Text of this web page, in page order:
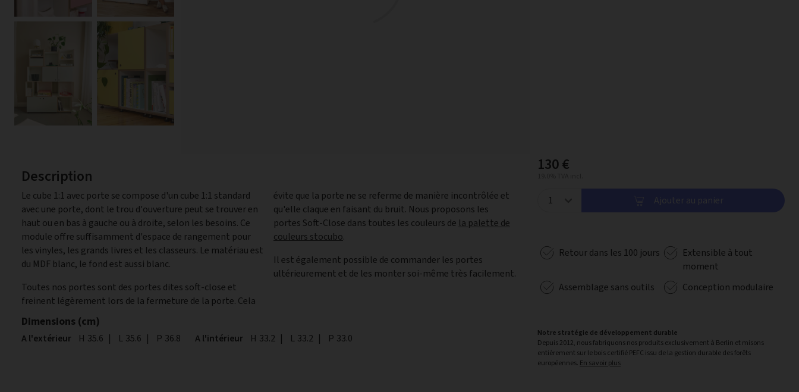
Description
Le cube 1:1 avec porte se compose d'un cube 1:1 standard
avec une porte, dont le trou d'ouverture peut se trouver en
haut ou en bas à gauche ou à droite, selon les besoins. Ce
module offre suffisamment d'espace de rangement pour
les vinyles, les grands livres et les classeurs. Le matériau est
du MDF blanc, le fond est aussi blanc.
Toutes nos portes sont des portes dites soft-close et
freinent légèrement lors de la fermeture de la porte. Cela
évite que la porte ne se referme de manière incontrôlée et
qu'elle claque en faisant du bruit. Nous proposons les
portes Soft-Close dans toutes les couleurs de la palette de
couleurs stocubo.
Il est également possible de commander les portes
ultérieurement et de les monter soi-même très facilement.
Dimensions (cm)
A l'extérieur Hauteur
H 35.6 | Largeur
L 35.6 | Profondeur
P 36.8 A l'intérieur Hauteur
H 33.2 | Largeur
L 33.2 | Profondeur
P 33.0
130 €
Ajouter au panier
Retour dans les 100 jours
Extensible à tout
moment
Assemblage sans outils
Conception modulaire
Notre stratégie de développement durable
Depuis 2012, nous fabriquons nos produits exclusivement à Berlin et misons
entièrement sur le bois certifié PEFC issu de la gestion durable des forêts
européennes. En savoir plus